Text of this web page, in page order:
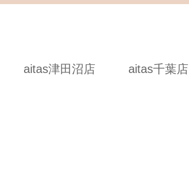
aitas津田沼店 aitas千葉店